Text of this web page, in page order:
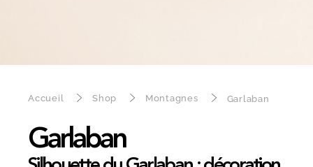
Accueil Shop Montagnes Garlaban
Garlaban